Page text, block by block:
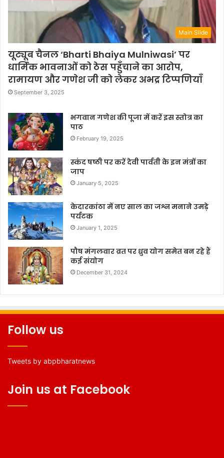
Main Slide
यूट्यूब चैनल ‘Bharti Bhaiya Mulniwasi’ पर
धार्मिक भावनाओं को ठेस पहुँचाने का आरोप,
रामायण और गणेश जी को लेकर अभद्र टिप्पणियाँ
September 3, 2025
भगवान गणेश की पूजा में करें इस स्तोत्र का
पाठ
February 19, 2025
स्कंद षष्ठी पर करें देवी पार्वती के इन मंत्रों का
जाप
January 5, 2025
केदारकांठा में नए साल का जश्न मनाने उमड़े
पर्यटक
January 1, 2025
पौष मंगलवार व्रत पर ध्रुव योग समेत बन रहे हैं
कई संयोग
December 31, 2024
Follow us
Tweets by abpbharatnews
Join us at Facebook